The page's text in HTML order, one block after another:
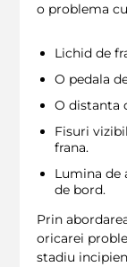
o problema
Lichid de
O pedala
O distanta
Fisuri
frana.
Lumina de
de bord.
Prin
oricarei
stadiu